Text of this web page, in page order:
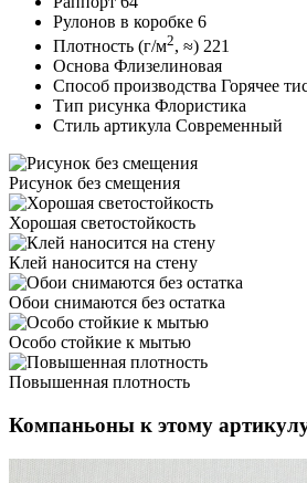
Рулонов в коробке 6
Плотность (г/м2, ≈) 221
Основа Флизелиновая
Способ производства Горячее
Тип рисунка Флористика
Стиль артикула Современный
Рисунок без смещения
Хорошая светостойкость
Клей наносится на стену
Обои снимаются без остатка
Особо стойкие к мытью
Повышенная плотность
Компаньоны к этому